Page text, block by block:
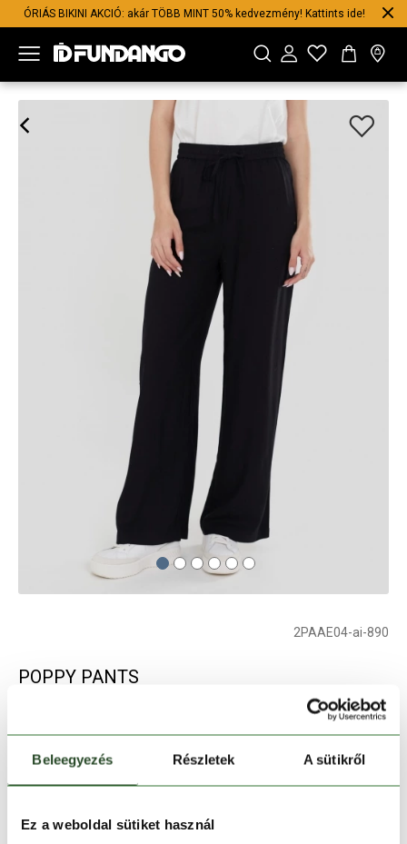
Beleegyezés Részletek A sütikről
Ez a weboldal sütiket használ
ÓRIÁS BIKINI AKCIÓ: akár TÖBB MINT 50% kedvezmény! Kattints ide!
2PAAE04-ai-890
POPPY PANTS
Szín: fekete